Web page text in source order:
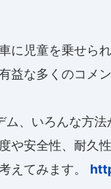
に児童を乗せられ
益な多くのコメ
ム、いろんな方
や安全性、耐久
えてみます。